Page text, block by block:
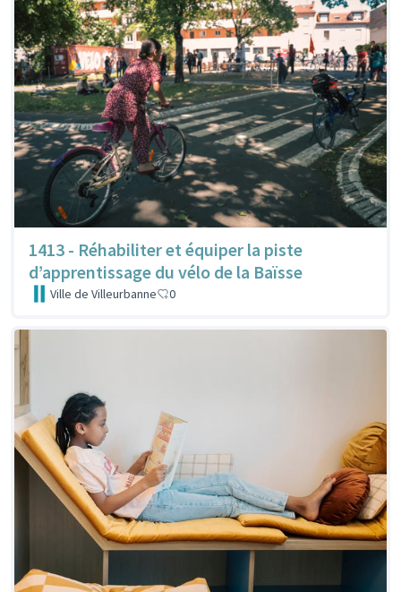
1413 - Réhabiliter et équiper la piste
d’apprentissage du vélo de la Baïsse
Ville de Villeurbanne 0